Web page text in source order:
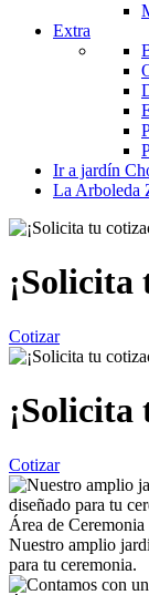
Extra
Ir a jardín
La Arboleda
¡Solicita
Cotizar
¡Solicita
Cotizar
Área de Ceremonia
Nuestro amplio
para tu ceremonia.